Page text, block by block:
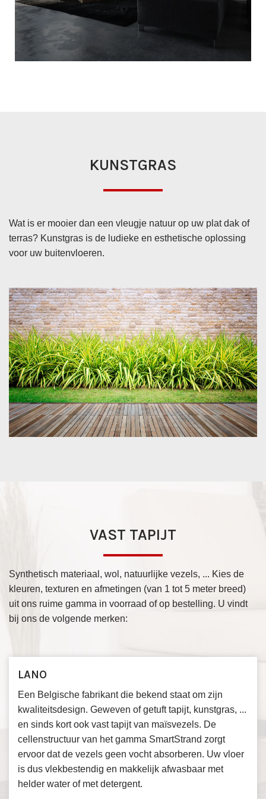
MEER INFORMATIE
KUNSTGRAS
Wat is er mooier dan een vleugje natuur op uw plat dak of
terras? Kunstgras is de ludieke en esthetische oplossing
voor uw buitenvloeren.
VAST TAPIJT
Synthetisch materiaal, wol, natuurlijke vezels, ... Kies de
kleuren, texturen en afmetingen (van 1 tot 5 meter breed)
uit ons ruime gamma in voorraad of op bestelling. U vindt
bij ons de volgende merken:
LANO
Een Belgische fabrikant die bekend staat om zijn
kwaliteitsdesign. Geweven of getuft tapijt, kunstgras, ...
en sinds kort ook vast tapijt van maïsvezels. De
cellenstructuur van het gamma SmartStrand zorgt
ervoor dat de vezels geen vocht absorberen. Uw vloer
is dus vlekbestendig en makkelijk afwasbaar met
helder water of met detergent.